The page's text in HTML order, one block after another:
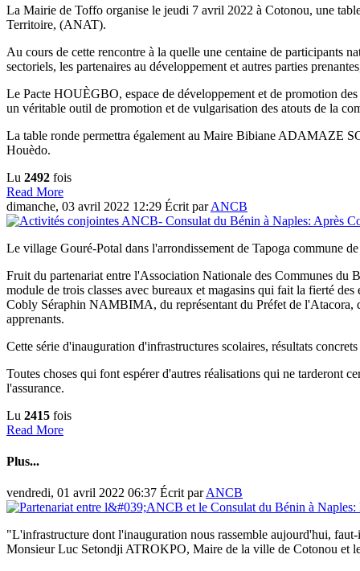
La Mairie de Toffo organise le jeudi 7 avril 2022 à Cotonou, une
Territoire, (ANAT).
Au cours de cette rencontre à la quelle une centaine de participants
sectoriels, les partenaires au développement et autres parties
Le Pacte HOUÈGBO, espace de développement et de promotion
un véritable outil de promotion et de vulgarisation des atouts de la
La table ronde permettra également au Maire Bibiane ADAMAZE
Houèdo.
Lu 2492 fois
Read More
dimanche, 03 avril 2022 12:29 Écrit parANCB
Le village Gouré-Potal dans l'arrondissement de Tapoga commune
Fruit du partenariat entre l'Association Nationale des Communes
module de trois classes avec bureaux et magasins qui fait la fierté
Cobly Séraphin NAMBIMA, du représentant du Préfet de l'Atacora,
apprenants.
Cette série d'inauguration d'infrastructures scolaires, résultats
Toutes choses qui font espérer d'autres réalisations qui ne
l'assurance.
Lu 2415 fois
Read More
Plus...
vendredi, 01 avril 2022 06:37 Écrit parANCB
"L'infrastructure dont l'inauguration nous rassemble aujourd'hui,
Monsieur Luc Setondji ATROKPO, Maire de la ville de Cotonou